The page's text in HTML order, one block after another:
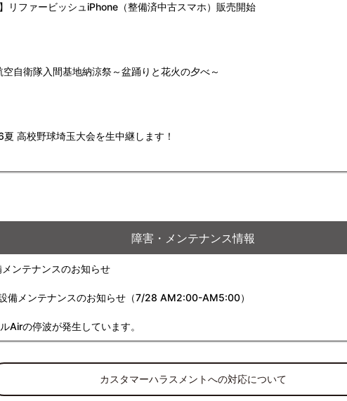
リファービッシュiPhone（整備済中古スマホ）販売開始
空自衛隊入間基地納涼祭～盆踊りと花火の夕べ～
夏 高校野球埼玉大会を生中継します！
障害・メンテナンス情報
ンテナンスのお知らせ
備メンテナンスのお知らせ（7/28 AM2:00-AM5:00）
Airの停波が発生しています。
カスタマーハラスメントへの対応について